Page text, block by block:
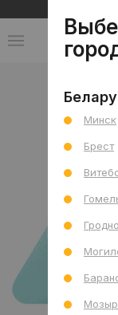
Минск
Брест
Гродно